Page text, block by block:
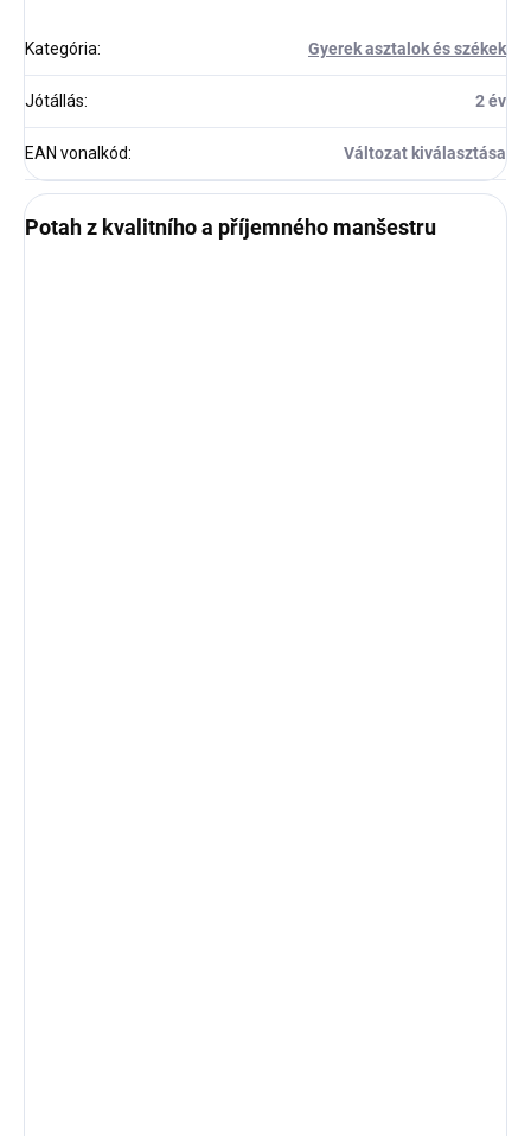
Kategória: Gyerek asztalok és székek
Jótállás: 2 év
EAN vonalkód: Változat kiválasztása
Potah z kvalitního a příjemného manšestru